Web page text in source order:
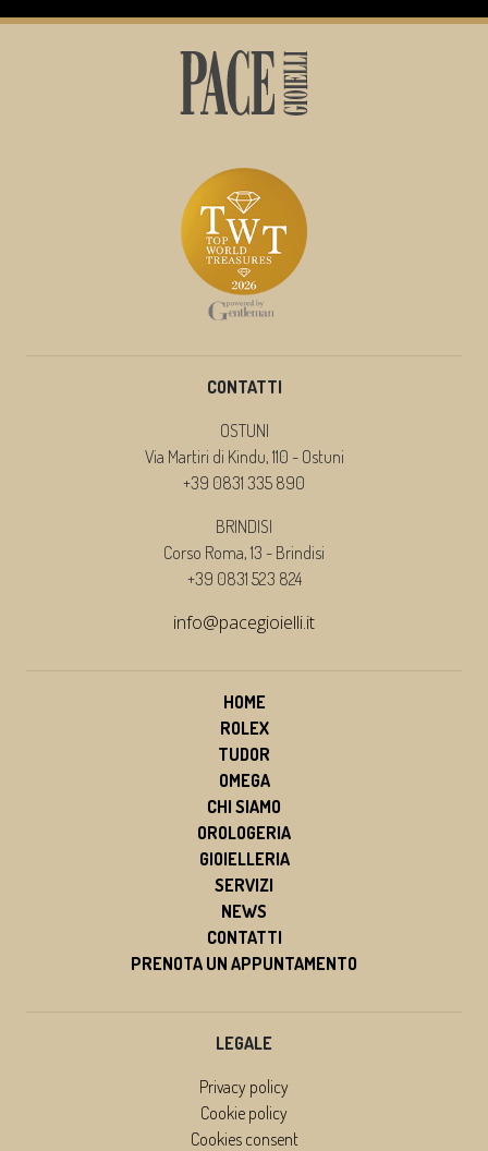
CONTATTI
OSTUNI
Via Martiri di Kindu, 110 - Ostuni
+39 0831 335 890
BRINDISI
Corso Roma, 13 - Brindisi
+39 0831 523 824
info@pacegioielli.it
HOME
ROLEX
TUDOR
OMEGA
CHI SIAMO
OROLOGERIA
GIOIELLERIA
SERVIZI
NEWS
CONTATTI
PRENOTA UN APPUNTAMENTO
LEGALE
Privacy policy
Cookie policy
Cookies consent